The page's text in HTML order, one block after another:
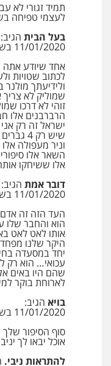
תמיד זגורי לא
לעצמי טפיחה
בעל הבית הגיב:
11/01/2020 בשעה 12:04 am
אחד שיודע אתה
לכתוב שטויות
ולידיעתך
שמוליק לא
זוהי לא דרכו
הרברבנים אלו
ישראל זה רק
שיש רק
וניר מעפולה
השאר אלו
אלו ששיחקו
דובר אמת הגיב:
11/01/2020 בשעה 12:38 am
העד הזה זה אדם
הוא והחבר שלו
אותו לאט לאט
היקר שלנו
יחד במסעדה
עכואי… הוא רק
שהם היו באים
לארוחת בוקר
בויא הגיב:
11/01/2020 בשעה 9:50 am
סוף הסיפור
אוכל יבאו לך
להתראות ניבי.